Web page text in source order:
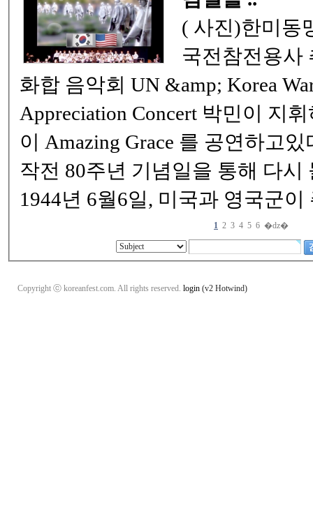
( 사진)한미동맹을 기념하고 , 한
국전참전용사 추모를 위한 평화와
화합 음악회 UN &amp; Korea War Veterans
Appreciation Concert 박민이 지휘하는 애틀랜타 필 ~
이 Amazing Grace 를 공연하고있다 . 노르망디 상륙
작전 80주년 기념일을 통해 다시
1944년 6월6일, 미국과 영국군
1 2 3 4 5 6 �ǳ�
Copyright ⓒ koreanfest.com. All rights reserved. login (v2 Hotwind)